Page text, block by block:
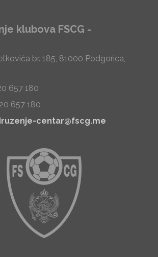
klubova FSCG -
br. 185, 81000 Podgorica,
657 180
657 180
centar@fscg.me